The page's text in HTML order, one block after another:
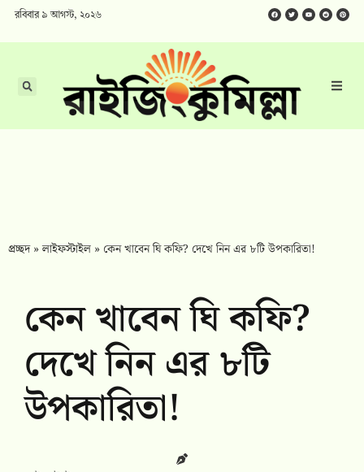
রবিবার ৯ আগস্ট, ২০২৬
প্রচ্ছদ»লাইফস্টাইল » কেন খাবেন ঘি কফি? দেখে নিন এর ৮টি উপকারিতা!
কেন খাবেন ঘি কফি?
দেখে নিন এর ৮টি
উপকারিতা!